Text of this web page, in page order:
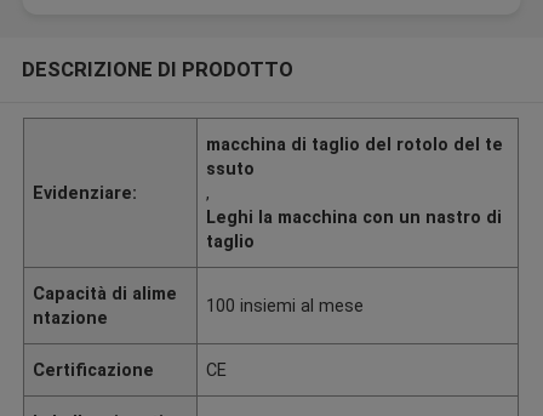
DESCRIZIONE DI PRODOTTO
Evidenziare:
macchina di taglio del rotolo del te
ssuto
,
Leghi la macchina con un nastro di
taglio
Capacità di alime
ntazione
100 insiemi al mese
Certificazione CE